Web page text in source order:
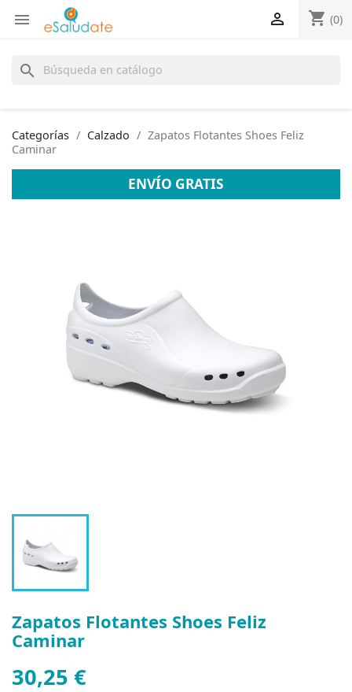
 shopping_cart (0)

search
Categorías Calzado
Zapatos Flotantes Shoes Feliz
Caminar
ENVÍO GRATIS
Zapatos Flotantes Shoes Feliz
Caminar
30,25 €